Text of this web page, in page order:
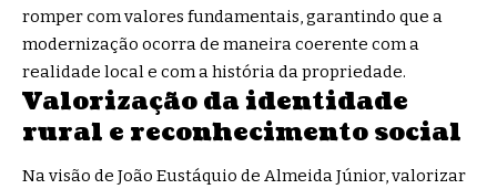
romper com valores fundamentais, garantindo que a
modernização ocorra de maneira coerente com a
realidade local e com a história da propriedade.
Valorização da identidade
rural e reconhecimento social
Na visão de João Eustáquio de Almeida Júnior, valorizar